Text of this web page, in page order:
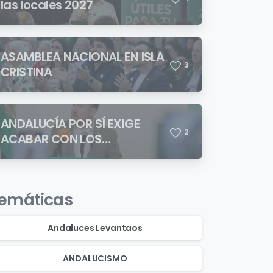
las locales 2027
ASAMBLEA NACIONAL EN ISLA
CRISTINA
3
ANDALUCÍA POR SÍ EXIGE
ACABAR CON LOS
ASENTAMIENTOS
2
Andaluces Levantaos
ANDALUCISMO